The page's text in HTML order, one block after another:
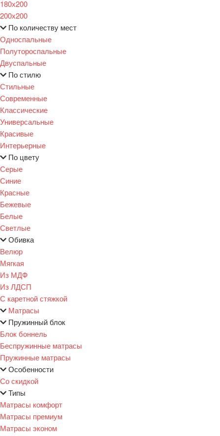
180х200
200х200
По количеству мест
Односпальные
Полутороспальные
Двуспальные
По стилю
Стильные
Современные
Классические
Универсальные
Красивые
Интерьерные
По цвету
Серые
Синие
Красные
Бежевые
Белые
Светлые
Обивка
Велюр
Мягкая
Из МДФ
Из ЛДСП
С каретной стяжкой
Матрасы
Пружинный блок
Блок боннель
Беспружинные матрасы
Пружинные матрасы
Особенности
Со скидкой
Типы
Матрасы комфорт
Матрасы премиум
Матрасы эконом